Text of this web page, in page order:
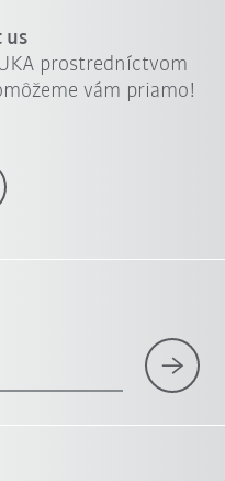
us
prostredníctvom
vám priamo!